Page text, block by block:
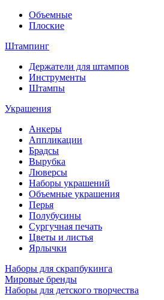
Объемные
Плоские
Штампинг
Держатели для штампов
Инструменты
Штампы
Украшения
Анкеры
Аппликации
Брадсы
Вырубка
Люверсы
Наборы украшений
Объемные украшения
Перья
Полубусины
Сургучная печать
Цветы и листья
Ярлычки
Наборы для скрапбукинга
Мировые бренды
Наборы для детского творчества